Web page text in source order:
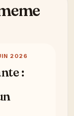
2026
: